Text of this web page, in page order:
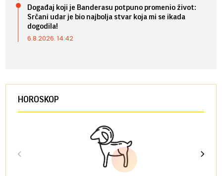
Događaj koji je Banderasu potpuno promenio život:
Srčani udar je bio najbolja stvar koja mi se ikada
dogodila!
6.8.2026. 14:42
HOROSKOP